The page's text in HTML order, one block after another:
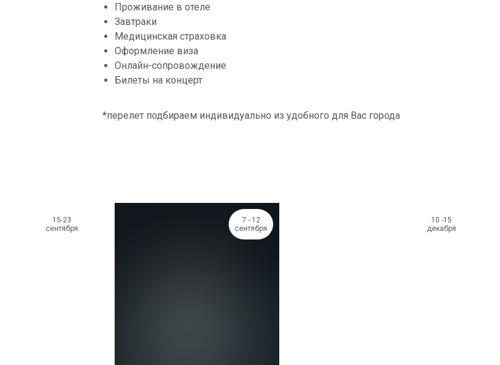
Проживание в отеле
Завтраки
Медицинская страховка
Оформление виза
Онлайн-сопровождение
Билеты на концерт
*перелет подбираем индивидуально из удобного для Вас города
15-23
сентября
7 - 12
сентября
10 -15
декабря